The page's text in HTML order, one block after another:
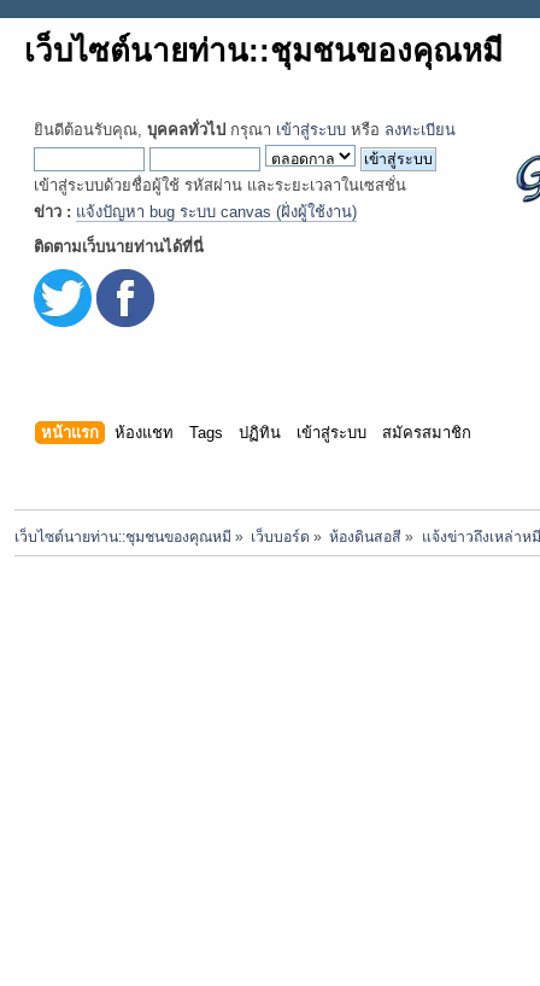
เว็บไซต์นายท่าน::ชุมชนของคุณหมี
ยินดีต้อนรับคุณ, บุคคลทั่วไป กรุณา เข้าสู่ระบบ หรือ ลงทะเบียน
เข้าสู่ระบบด้วยชื่อผู้ใช้ รหัสผ่าน และระยะเวลาในเซสชั่น
ข่าว : แจ้งปัญหา bug ระบบ canvas (ฝั่งผู้ใช้งาน)
ติดตามเว็บนายท่านได้ที่นี่
หน้าแรก ห้องแชท Tags ปฏิทิน เข้าสู่ระบบ สมัครสมาชิก
เว็บไซต์นายท่าน::ชุมชนของคุณหมี » เว็บบอร์ด » ห้องดินสอสี » แจ้งข่าวถึงเหล่าห